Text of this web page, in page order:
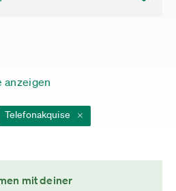
anzeigen
Telefonakquise
mit deiner